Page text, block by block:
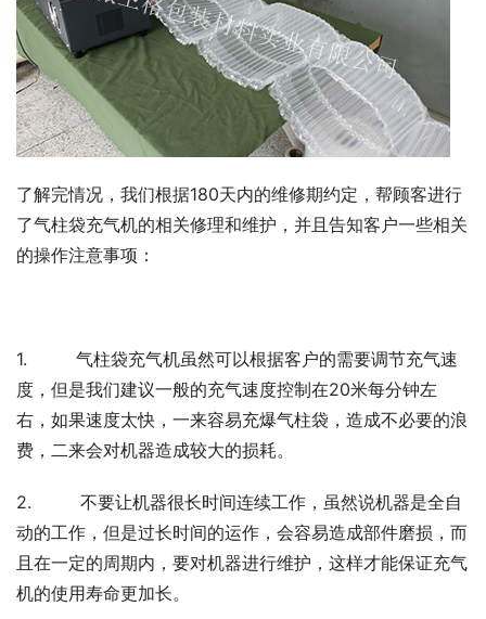
了解完情况，我们根据180天内的维修期约定，帮顾客进行
了气柱袋充气机的相关修理和维护，并且告知客户一些相关
的操作注意事项：
1. 气柱袋充气机虽然可以根据客户的需要调节充气速
度，但是我们建议一般的充气速度控制在20米每分钟左
右，如果速度太快，一来容易充爆气柱袋，造成不必要的浪
费，二来会对机器造成较大的损耗。
2. 不要让机器很长时间连续工作，虽然说机器是全自
动的工作，但是过长时间的运作，会容易造成部件磨损，而
且在一定的周期内，要对机器进行维护，这样才能保证充气
机的使用寿命更加长。